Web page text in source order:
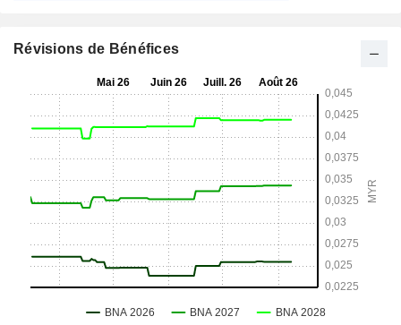
Révisions de Bénéfices